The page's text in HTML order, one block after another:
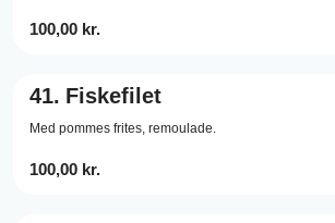
100,00 kr.
41. Fiskefilet
Med pommes frites, remoulade.
100,00 kr.